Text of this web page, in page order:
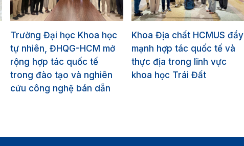
Trường Đại học Khoa học
tự nhiên, ĐHQG-HCM mở
rộng hợp tác quốc tế
trong đào tạo và nghiên
cứu công nghệ bán dẫn
Khoa Địa chất HCMUS đẩy
mạnh hợp tác quốc tế và
thực địa trong lĩnh vực
khoa học Trái Đất